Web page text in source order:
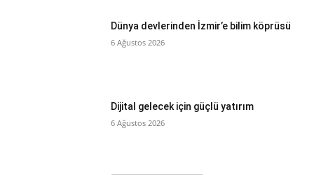
Dünya devlerinden İzmir’e bilim köprüsü
6 Ağustos 2026
Dijital gelecek için güçlü yatırım
6 Ağustos 2026